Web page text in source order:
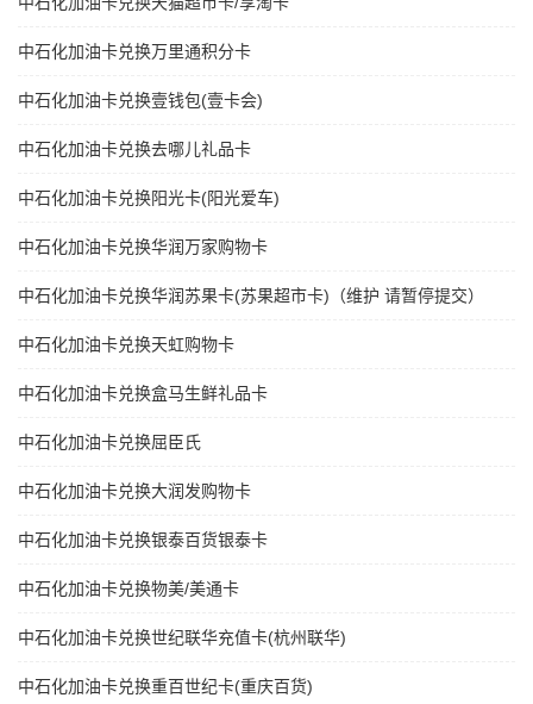
中石化加油卡兑换万里通积分卡
中石化加油卡兑换壹钱包(壹卡会)
中石化加油卡兑换去哪儿礼品卡
中石化加油卡兑换阳光卡(阳光爱车)
中石化加油卡兑换华润万家购物卡
中石化加油卡兑换华润苏果卡(苏果超市卡)（维护 请暂停提交）
中石化加油卡兑换天虹购物卡
中石化加油卡兑换盒马生鲜礼品卡
中石化加油卡兑换屈臣氏
中石化加油卡兑换大润发购物卡
中石化加油卡兑换银泰百货银泰卡
中石化加油卡兑换物美/美通卡
中石化加油卡兑换世纪联华充值卡(杭州联华)
中石化加油卡兑换重百世纪卡(重庆百货)